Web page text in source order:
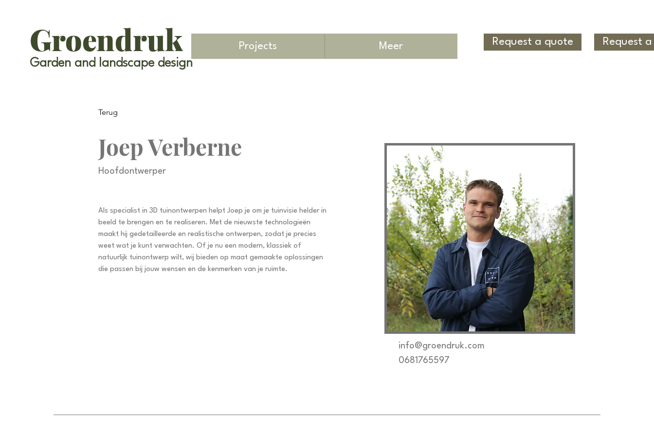
Garden and landscape design
Groendruk Projects Meer Request
Request a quote
Terug
Joep Verberne
Hoofdontwerper
Als specialist in 3D tuinontwerpen helpt Joep je om je tuinvisie helder in
beeld te brengen en te realiseren. Met de nieuwste technologieën
maakt hij gedetailleerde en realistische ontwerpen, zodat je precies
weet wat je kunt verwachten. Of je nu een modern, klassiek of
natuurlijk tuinontwerp wilt, wij bieden op maat gemaakte oplossingen
die passen bij jouw wensen en de kenmerken van je ruimte.
info@groendruk.com
0681765597